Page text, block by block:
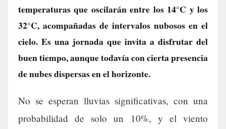
temperaturas que oscilarán entre los 14°C y los
32°C, acompañadas de intervalos nubosos en el
cielo. Es una jornada que invita a disfrutar del
buen tiempo, aunque todavía con cierta presencia
de nubes dispersas en el horizonte.
No se esperan lluvias significativas, con una
probabilidad de solo un 10%, y el viento